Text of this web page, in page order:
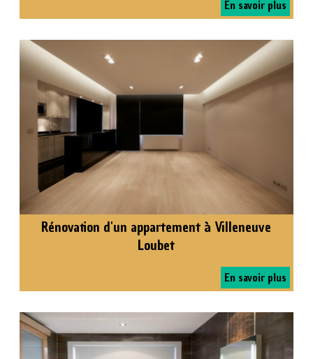
En savoir plus
Rénovation d'un appartement à Villeneuve
Loubet
En savoir plus